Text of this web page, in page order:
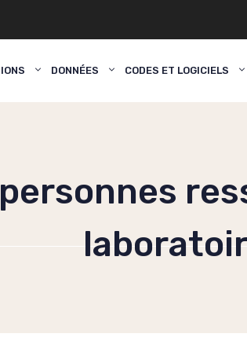
DONNÉES CODES ET LOGICIELS